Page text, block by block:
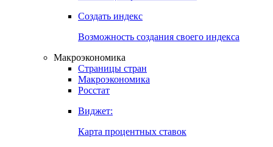
Создать индекс
Возможность создания своего индекса
Макроэкономика
Страницы стран
Макроэкономика
Росстат
Виджет:
Карта процентных ставок